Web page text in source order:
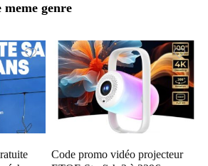
meme genre
Code promo vidéo projecteur